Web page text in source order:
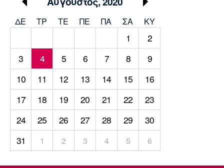
Πολιτισμός
Τραγούδια
Cine Spot
Running
Media
Παρασκήνιο
Πρόγραμμα TV
Πανσερραϊκός
Μπαρτσελόνα
Ρεάλ
Μαδρίτης
Ατλέτικο
Μαδρίτης
ΔΕ ΤΡ TΕ ΠΕ ΠΑ ΣΑ ΚΥ
1
2
3
4 5 6 7 8
9
10
11 12 13 14 15
16
17
18 19 20 21 22
23
24
25 26 27 28 29
30
31
1 2 3 4 5 6